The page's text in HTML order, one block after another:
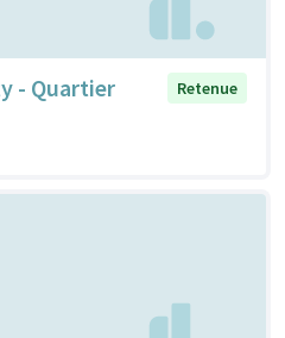
- Quartier
Retenue